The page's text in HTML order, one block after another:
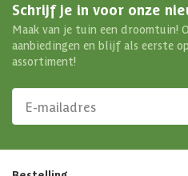
Schrijf je in voor onze
Maak van je tuin een droomtuin!
aanbiedingen en blijf als eerste
assortiment!